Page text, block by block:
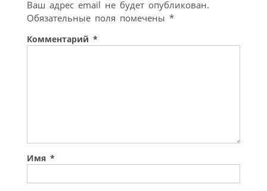
Ваш адрес email не будет опубликован.
Обязательные поля помечены *
Комментарий *
Имя *